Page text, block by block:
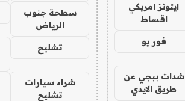
ايتونز امريكي
اقساط
فور يو
شدات ببجي عن
طريق الايدي
سطحة جنوب
الرياض
تشليح
شراء سيارات
تشليح